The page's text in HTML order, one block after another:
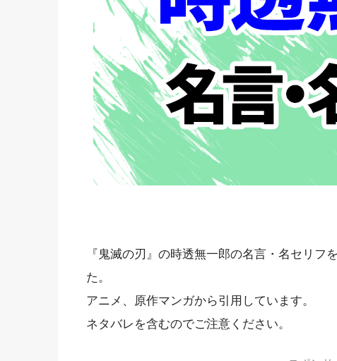
『鬼滅の刃』の時透無一郎の名言・名セリフ
た。
アニメ、原作マンガから引用しています。
ネタバレを含むのでご注意ください。